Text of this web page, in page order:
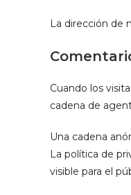
La dirección de
Cuando los
cadena de
Una cadena
La política de
visible para el